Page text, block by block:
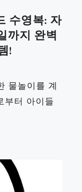
수영복: 자
까지 완벽
!
물놀이를 계
부터 아이들